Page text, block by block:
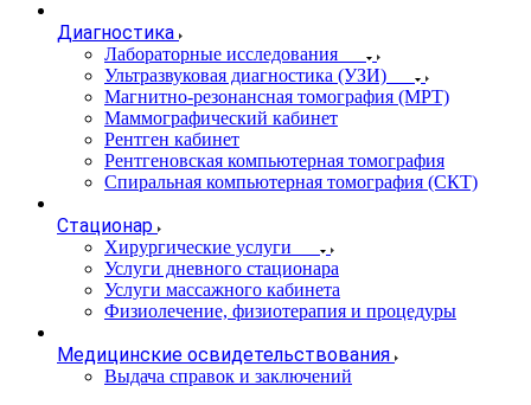
Диагностика
Лабораторные исследования
Ультразвуковая диагностика (УЗИ)
Магнитно-резонансная томография (МРТ)
Маммографический кабинет
Рентген кабинет
Рентгеновская компьютерная томография
Спиральная компьютерная томография (СКТ)
Стационар
Хирургические услуги
Услуги дневного стационара
Услуги массажного кабинета
Физиолечение, физиотерапия и процедуры
Медицинские освидетельствования
Выдача справок и заключений